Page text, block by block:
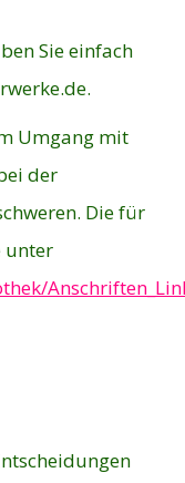
Sie einfach
.
Umgang mit
der
Die für
unter